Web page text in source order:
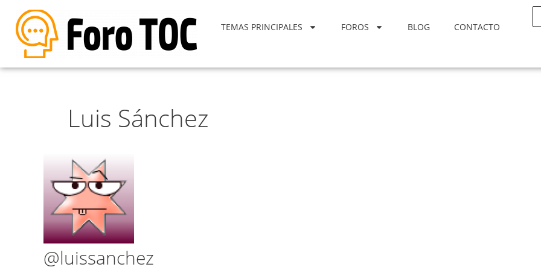
TEMAS PRINCIPALES FOROS BLOG CONTACTO
Luis Sánchez
@luissanchez